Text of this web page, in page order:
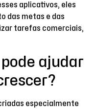
aplicativos, eles
das metas e das
tarefas comerciais,
ajudar
especialmente